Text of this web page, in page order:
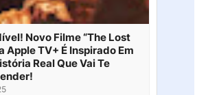
Novo Filme “The Lost
Apple TV+ É Inspirado Em
Real Que Vai Te